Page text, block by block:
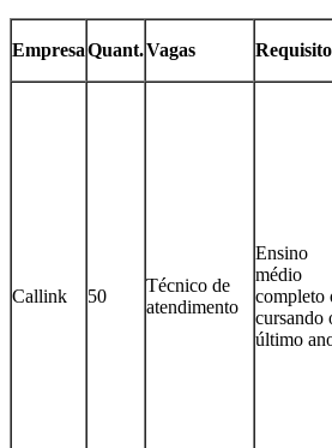
EmpresaQuant.Vagas
Callink 50
Técnico de
atendimento
Ensino
médio
completo
cursando
último